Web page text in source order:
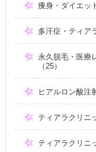
痩身・ダイエッ
多汗症・ティア
永久脱毛・医療
（25）
ヒアルロン酸注
ティアラクリニ
ティアラクリニ